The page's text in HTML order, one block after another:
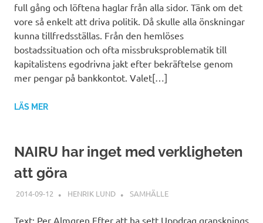
full gång och löftena haglar från alla sidor. Tänk om det
vore så enkelt att driva politik. Då skulle alla önskningar
kunna tillfredsställas. Från den hemlöses
bostadssituation och ofta missbruksproblematik till
kapitalistens egodrivna jakt efter bekräftelse genom
mer pengar på bankkontot. Valet[…]
LÄS MER
NAIRU har inget med verkligheten
att göra
2014-09-12 HENRIK LUND SAMHÄLLE
Text: Per Almgren Efter att ha sett Uppdrag gransknings